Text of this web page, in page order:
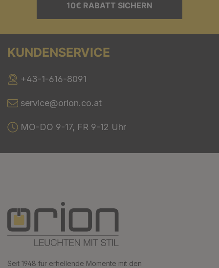
10€ RABATT SICHERN
KUNDENSERVICE
+43-1-616-8091
service@orion.co.at
MO-DO 9-17, FR 9-12 Uhr
Seit 1948 für erhellende Momente mit den